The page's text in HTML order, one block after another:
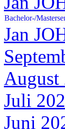
Bachelor-/
Jan
August
Juli
Juni